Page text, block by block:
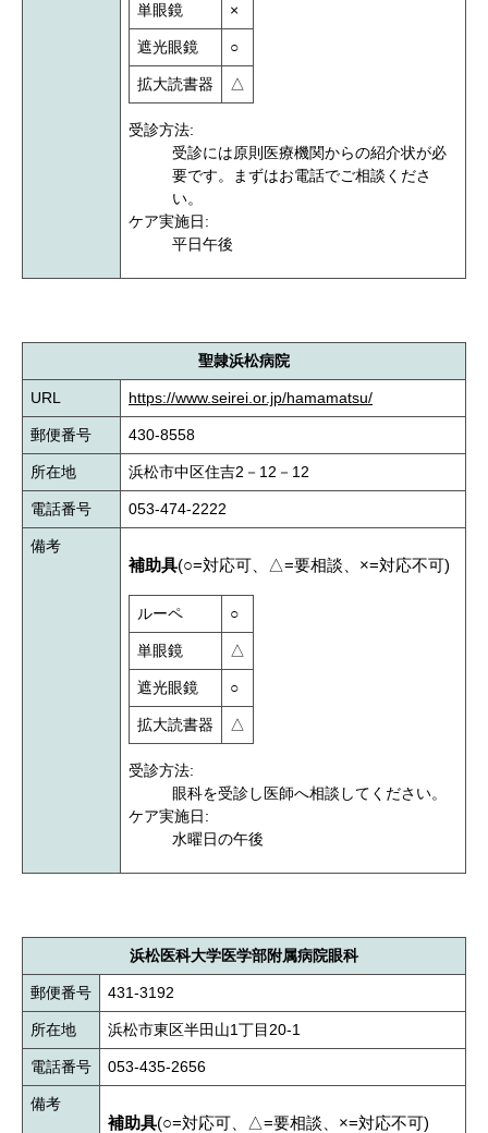
単眼鏡 ×
遮光眼鏡 ○
拡大読書器 △
受診方法:
受診には原則医療機関からの紹介状が必
要です。まずはお電話でご相談くださ
い。
ケア実施日:
平日午後
聖隷浜松病院
URL https://www.seirei.or.jp/hamamatsu/
郵便番号 430-8558
所在地 浜松市中区住吉2－12－12
電話番号 053-474-2222
備考
補助具(○=対応可、△=要相談、×=対応不可)
ルーペ ○
単眼鏡 △
遮光眼鏡 ○
拡大読書器 △
受診方法:
眼科を受診し医師へ相談してください。
ケア実施日:
水曜日の午後
浜松医科大学医学部附属病院眼科
郵便番号 431-3192
所在地 浜松市東区半田山1丁目20-1
電話番号 053-435-2656
備考
補助具(○=対応可、△=要相談、×=対応不可)